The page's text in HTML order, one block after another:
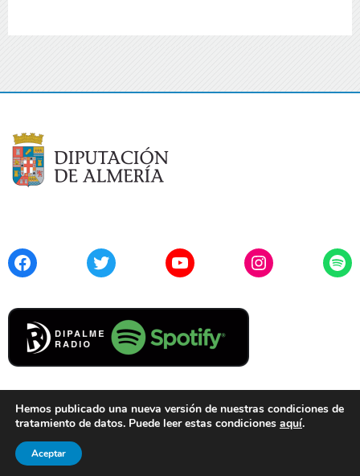
FacebookTwitter YouTubeInstagram
Cookies
© 2021 Diputación de Almería. Todos los derechos reservados.
Hemos publicado una nueva versión de nuestras condiciones de
tratamiento de datos. Puede leer estas condiciones aquí.
Aceptar